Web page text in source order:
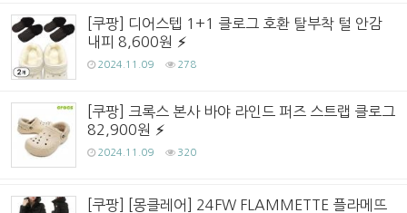
[쿠팡] 디어스텝 1+1 클로그 호환 탈부착 털 안감
내피 8,600원
2024.11.09 278
[쿠팡] 크록스 본사 바야 라인드 퍼즈 스트랩 클로그
82,900원
2024.11.09 320
[쿠팡] [몽클레어] 24FW FLAMMETTE 플라메뜨